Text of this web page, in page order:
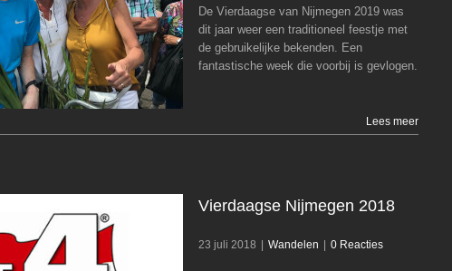
Vierdaagse Nijmegen 2019
Wandelen
De Vierdaagse van Nijmegen 2019 was
dit jaar weer een traditioneel feestje met
de gebruikelijke bekenden. Een
fantastische week die voorbij is gevlogen.
Lees meer
Vierdaagse Nijmegen 2018
23 juli 2018 Wandelen 0 Reacties